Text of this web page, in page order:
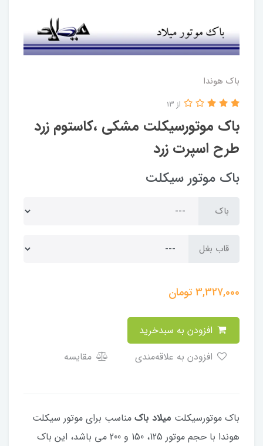
باک هوندا
باک موتورسیکلت مشکی ،کاستوم زرد
طرح اسپرت زرد
از 13
باک موتور سیکلت
باک
قاب بغل
3,327,000تومان
مقایسه
باک موتورسیکلت میلاد باک مناسب برای موتور سیکلت
هوندا با حجم موتور 125، 150 و 200 می باشد، این باک